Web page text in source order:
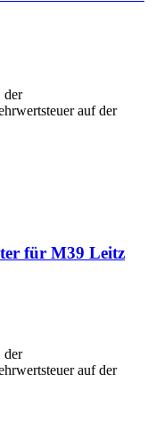
der
auf der
für M39 Leitz
der
auf der